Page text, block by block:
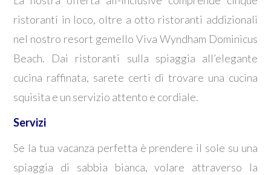
ristoranti in loco, oltre a otto ristoranti addizionali
nel nostro resort gemello Viva Wyndham Dominicus
Beach. Dai ristoranti sulla spiaggia all’elegante
cucina raffinata, sarete certi di trovare una cucina
squisita e un servizio attento e cordiale.
Servizi
Se la tua vacanza perfetta è prendere il sole su una
spiaggia di sabbia bianca, volare attraverso la